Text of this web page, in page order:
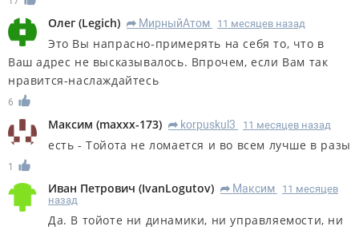
Олег (Legich) R МирныйАтом 11 месяцев назад
Это Вы напрасно-примерять на себя то, что в
Ваш адрес не высказывалось. Впрочем, если Вам так
нравится-наслаждайтесь
6
Максим (maxxx-173) R korpuskul3 11 месяцев назад
есть - Тойота не ломается и во всем лучше в разы
1
Иван Петрович (IvanLogutov) R Максим
11 месяцев
назад
Да. В тойоте ни динамики, ни управляемости, ни